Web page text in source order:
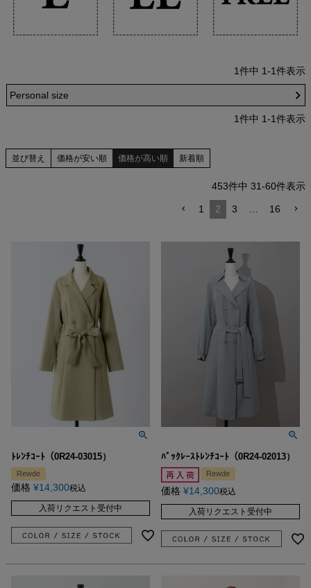
1件中 1-1件表示
Personal size
1件中 1-1件表示
並び替え 価格が安い順 価格が高い順 新着順
453件中 31-60件表示
1 2 3 … 16
ﾄﾚﾝﾁｺｰﾄ（0R24-03015）
Rewde
価格 ¥14,300税込
入荷リクエスト受付中
ﾊﾞｯｸﾚｰｽﾄﾚﾝﾁｺｰﾄ（0R24-02013）
Rewde
価格 ¥14,300税込
入荷リクエスト受付中